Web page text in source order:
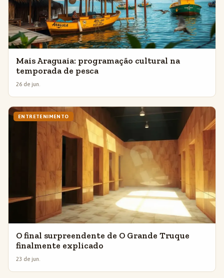
Mais Araguaia: programação cultural na
temporada de pesca
26 de jun.
ENTRETENIMENTO
O final surpreendente de O Grande Truque
finalmente explicado
23 de jun.